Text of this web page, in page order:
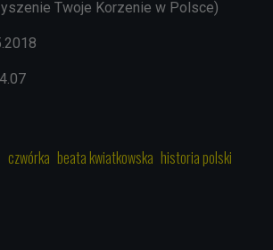
Twoje Korzenie w Polsce)
czwórka beata kwiatkowska historia polski